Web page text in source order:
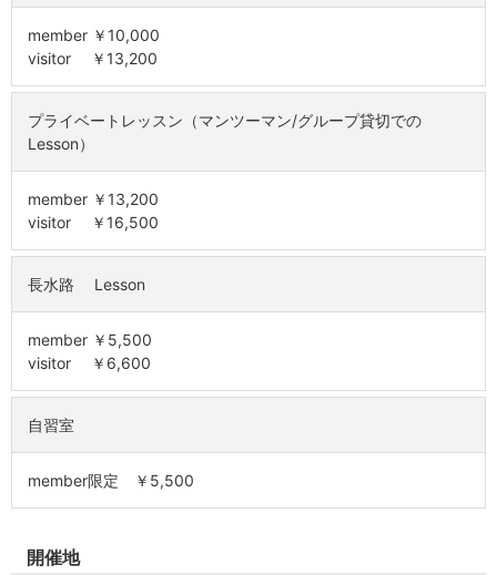
member ￥10,000
visitor ￥13,200
プライベートレッスン（マンツーマン/グループ貸切での
Lesson）
member ￥13,200
visitor ￥16,500
長水路 Lesson
member ￥5,500
visitor ￥6,600
自習室
member限定 ￥5,500
開催地